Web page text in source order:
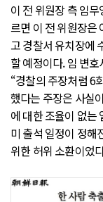
이 전 위원장 측 임
르면 이 전 위원장은
고 경찰서 유치장에
할 예정이다. 임 변
“경찰의 주장처럼 6
했다는 주장은 사실
에 대한 조율이 없는
미 출석 일정이 정해
위한 허위 소환이었